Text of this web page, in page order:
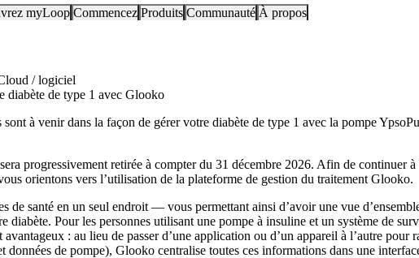
myLoop Commencez Produits Communauté À propos
/ logiciel
diabète de type 1 avec Glooko
sont à venir dans la façon de gérer votre diabète de type 1 avec la pompe
progressivement retirée à compter du 31 décembre 2026. Afin de continuer à
orientons vers l’utilisation de la plateforme de gestion du traitement Glooko.
de santé en un seul endroit — vous permettant ainsi d’avoir une vue
diabète. Pour les personnes utilisant une pompe à insuline et un système de
: au lieu de passer d’une application ou d’un appareil à l’autre pour
données de pompe), Glooko centralise toutes ces informations dans une